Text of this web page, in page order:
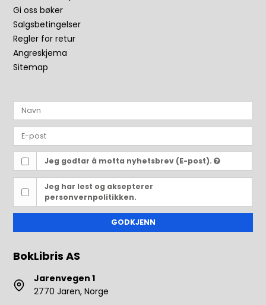
Gi oss bøker
Salgsbetingelser
Regler for retur
Angreskjema
Sitemap
Jeg godtar å motta nyhetsbrev (E-post).
Jeg har lest og aksepterer
personvernpolitikken.
GODKJENN
BokLibris AS
Jarenvegen 1
2770 Jaren, Norge